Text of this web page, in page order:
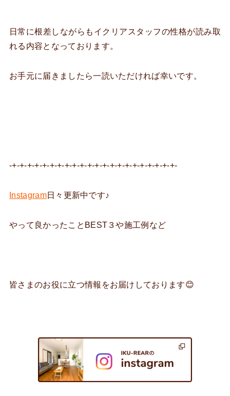
日常に根差しながらもイクリアスタッフの性格が読み取
れる内容となっております。
お手元に届きましたら一読いただければ幸いです。
-+-+-+-+-+-+-+-+-+-+-+-+-+-+-+-+-+-+-+-+-+-+-
Instagram日々更新中です♪
やって良かったことBEST３や施工例など
皆さまのお役に立つ情報をお届けしております😊